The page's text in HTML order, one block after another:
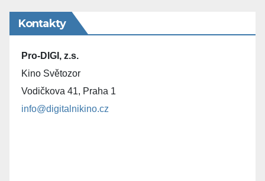
Kontakty
Pro-DIGI, z.s.
Kino Světozor
Vodičkova 41, Praha 1
info@digitalnikino.cz